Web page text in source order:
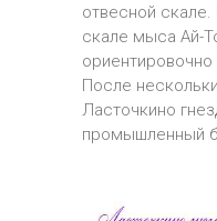
отвесной
скале мыса Ай-
ориентировочно
После
Ласточкино
промышленный